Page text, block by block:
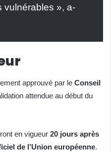
vulnérables », a-
approuvé par le Conseil
attendue au début du
en vigueur 20 jours après
de l’Union européenne.